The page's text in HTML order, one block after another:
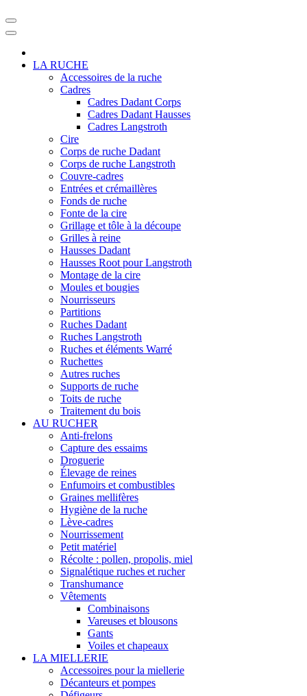
LA RUCHE
Accessoires de la ruche
Cadres
Cadres Dadant Corps
Cadres Dadant Hausses
Cadres Langstroth
Cire
Corps de ruche Dadant
Corps de ruche Langstroth
Couvre-cadres
Entrées et crémaillères
Fonds de ruche
Fonte de la cire
Grillage et tôle à la découpe
Grilles à reine
Hausses Dadant
Hausses Root pour Langstroth
Montage de la cire
Moules et bougies
Nourrisseurs
Partitions
Ruches Dadant
Ruches Langstroth
Ruches et éléments Warré
Ruchettes
Autres ruches
Supports de ruche
Toits de ruche
Traitement du bois
AU RUCHER
Anti-frelons
Capture des essaims
Droguerie
Élevage de reines
Enfumoirs et combustibles
Graines mellifères
Hygiène de la ruche
Lève-cadres
Nourrissement
Petit matériel
Récolte : pollen, propolis, miel
Signalétique ruches et rucher
Transhumance
Vêtements
Combinaisons
Vareuses et blousons
Gants
Voiles et chapeaux
LA MIELLERIE
Accessoires pour la miellerie
Décanteurs et pompes